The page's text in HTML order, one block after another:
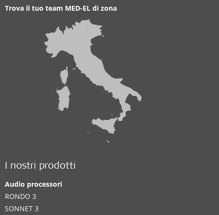
Trova il tuo team MED-EL di zona
I nostri prodotti
Audio processori
RONDO 3
SONNET 3